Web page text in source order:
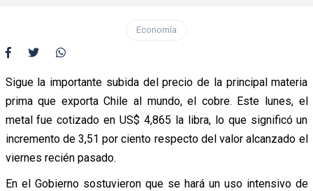
Economía
Sigue la importante subida del precio de la principal materia
prima que exporta Chile al mundo, el cobre. Este lunes, el
metal fue cotizado en US$ 4,865 la libra, lo que significó un
incremento de 3,51 por ciento respecto del valor alcanzado el
viernes recién pasado.
En el Gobierno sostuvieron que se hará un uso intensivo de